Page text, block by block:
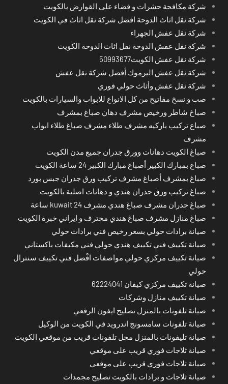
شركة مكافحة حشرات و قضاء على القوارض بالكويت
شركة نقل اثاث الدوحة افضل شركة نقل اثاث في الكويت
شركة نقل عفش الجهراء
شركة نقل عفش الدوحة نقل اثاث الدوحة الكويت
شركة نقل عفش الكويت50993677
شركة نقل عفش اليرموك أفضل شركة نقل عفش
شركة نقل عفش وأثاث حولي فوري
صب و نسخ مفاتيح من كل الانواع للابواب والسيارات بالكويت
صباخ شاطر ورخيص مشرف دهان صباغ بمشرف
صباع تركيب باركيه مشرف طلاء مشرف صباغ طلاء ابواب
مشرف
صباغ الكويت دهانات وورق جدران جميع مدن الكويت
صباغ بمبارك الكبير أصباغ مبارك الكبير 24 ساعة الكويت
صباغ بمشرف أصباغ مشرف تركيب ورق جدران جبس بورد
صباغ تركيب ورق جدران هندي و دهانات اصلية بالكويت
صباغ جدران مشرف صباغ هندي مشرف kuwait 24 ساعة
صباغ منازل مشرف صباغ هندي محترف و ايراني خبرة الكويت
صيانة برادات حولي بسعر رخيص فني برادات حولي
صيانة تكييف فني تكييف هندي حولي فني مكيفات باكستاني
صيانة تكييف مركزي حولي مواصفات افْضل فني تكييف سنترال
حولي
صيانة تكييف مركزي كيفان 62224041
صيانة تكييف منازل وشركات
صيانة تلفونات بالمنزل تصليح ايفون الرقعي
صيانة تلفونات سامسونج اندرويد في الكويت من الوكيل
صيانة تليفونات بالمنزل محل تلفونات قريب من موقعي الكويت
صيانة ثلاجات فوري قريب على موقعي
صيانة ثلاجات فوري قريب على موقعي
صيانة ثلاجات و برادات بالكويت تصليح مجمدات